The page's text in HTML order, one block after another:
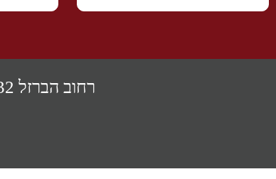
רחוב הברזל 32 כניסה B קומה ב' , תל- אביב |